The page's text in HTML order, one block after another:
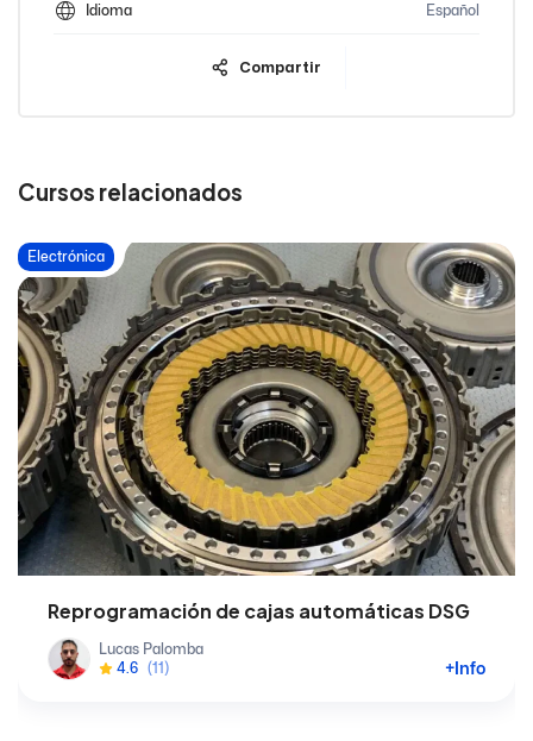
Idioma Español
Compartir
Cursos relacionados
Electrónica
Reprogramación de cajas automáticas DSG
Lucas Palomba
4.6 (11) +Info